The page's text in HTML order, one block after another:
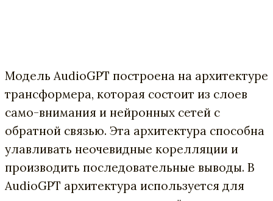
Модель AudioGPT построена на архитектуре
трансформера, которая состоит из слоев
само-внимания и нейронных сетей с
обратной связью. Эта архитектура способна
улавливать неочевидные корелляции и
производить последовательные выводы. В
AudioGPT архитектура используется для